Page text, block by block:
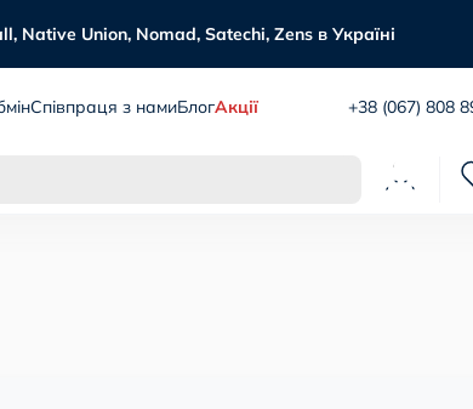
Native Union, Nomad, Satechi, Zens в Україні
Співпраця з намиБлогАкції +38 (067) 808